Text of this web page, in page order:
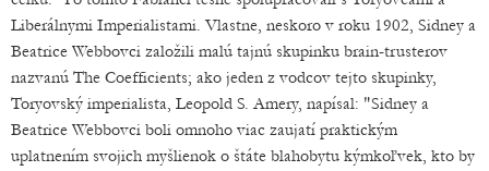
Liberálnymi Imperialistami. Vlastne, neskoro v roku 1902, Sidney a
Beatrice Webbovci založili malú tajnú skupinku brain-trusterov
nazvanú The Coefficients; ako jeden z vodcov tejto skupinky,
Toryovský imperialista, Leopold S. Amery, napísal: "Sidney a
Beatrice Webbovci boli omnoho viac zaujatí praktickým
uplatnením svojich myšlienok o štáte blahobytu kýmkoľvek, kto by